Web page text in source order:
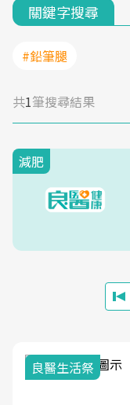
關鍵字搜尋
#鉛筆腿
共1筆搜尋結果
減肥
良醫生活祭